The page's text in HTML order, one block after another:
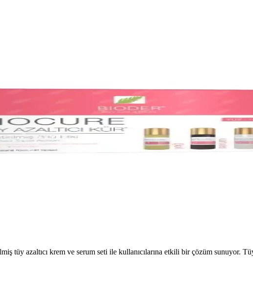
tüy azaltıcı krem ve serum seti ile kullanıcılarına etkili bir çözüm sunuyor.